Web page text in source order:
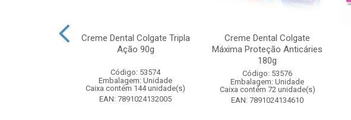
Creme Dental Colgate Tripla
Ação 90g
Código: 53574
Embalagem: Unidade
Caixa contém 144 unidade(s)
EAN: 7891024132005
Creme Dental Colgate
Máxima Proteção Anticáries
180g
Código: 53576
Embalagem: Unidade
Caixa contém 72 unidade(s)
EAN: 7891024134610